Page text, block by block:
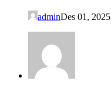
adminDes 01, 2025